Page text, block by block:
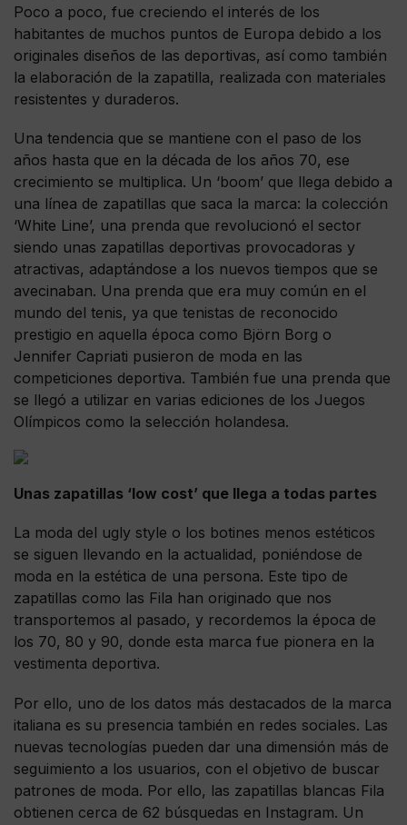
Poco a poco, fue creciendo el interés de los
habitantes de muchos puntos de Europa debido a los
originales diseños de las deportivas, así como también
la elaboración de la zapatilla, realizada con materiales
resistentes y duraderos.
Una tendencia que se mantiene con el paso de los
años hasta que en la década de los años 70, ese
crecimiento se multiplica. Un ‘boom’ que llega debido a
una línea de zapatillas que saca la marca: la colección
‘White Line’, una prenda que revolucionó el sector
siendo unas zapatillas deportivas provocadoras y
atractivas, adaptándose a los nuevos tiempos que se
avecinaban. Una prenda que era muy común en el
mundo del tenis, ya que tenistas de reconocido
prestigio en aquella época como Björn Borg o
Jennifer Capriati pusieron de moda en las
competiciones deportiva. También fue una prenda que
se llegó a utilizar en varias ediciones de los Juegos
Olímpicos como la selección holandesa.
Unas zapatillas ‘low cost’ que llega a todas partes
La moda del ugly style o los botines menos estéticos
se siguen llevando en la actualidad, poniéndose de
moda en la estética de una persona. Este tipo de
zapatillas como las Fila han originado que nos
transportemos al pasado, y recordemos la época de
los 70, 80 y 90, donde esta marca fue pionera en la
vestimenta deportiva.
Por ello, uno de los datos más destacados de la marca
italiana es su presencia también en redes sociales. Las
nuevas tecnologías pueden dar una dimensión más de
seguimiento a los usuarios, con el objetivo de buscar
patrones de moda. Por ello, las zapatillas blancas Fila
obtienen cerca de 62 búsquedas en Instagram. Un